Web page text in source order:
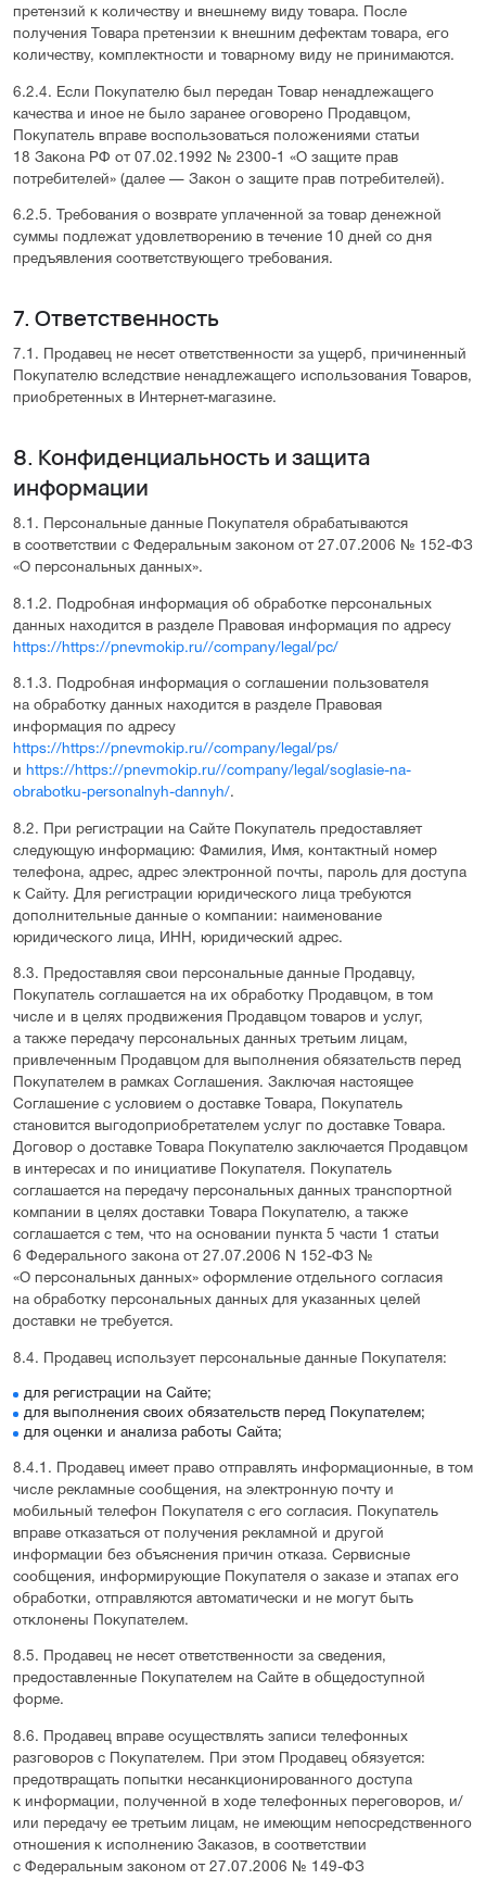
претензий к количеству и внешнему виду товара. После
получения Товара претензии к внешним дефектам товара, его
количеству, комплектности и товарному виду не принимаются.
6.2.4. Если Покупателю был передан Товар ненадлежащего
качества и иное не было заранее оговорено Продавцом,
Покупатель вправе воспользоваться положениями статьи
18 Закона РФ от 07.02.1992 № 2300-1 «О защите прав
потребителей» (далее — Закон о защите прав потребителей).
6.2.5. Требования о возврате уплаченной за товар денежной
суммы подлежат удовлетворению в течение 10 дней со дня
предъявления соответствующего требования.
7. Ответственность
7.1. Продавец не несет ответственности за ущерб, причиненный
Покупателю вследствие ненадлежащего использования Товаров,
приобретенных в Интернет-магазине.
8. Конфиденциальность и защита
информации
8.1. Персональные данные Покупателя обрабатываются
в соответствии с Федеральным законом от 27.07.2006 № 152-ФЗ
«О персональных данных».
8.1.2. Подробная информация об обработке персональных
данных находится в разделе Правовая информация по адресу
https://https://pnevmokip.ru//company/legal/pc/
8.1.3. Подробная информация о соглашении пользователя
на обработку данных находится в разделе Правовая
информация по адресу
https://https://pnevmokip.ru//company/legal/ps/
и https://https://pnevmokip.ru//company/legal/soglasie-na-
obrabotku-personalnyh-dannyh/.
8.2. При регистрации на Сайте Покупатель предоставляет
следующую информацию: Фамилия, Имя, контактный номер
телефона, адрес, адрес электронной почты, пароль для доступа
к Сайту. Для регистрации юридического лица требуются
дополнительные данные о компании: наименование
юридического лица, ИНН, юридический адрес.
8.3. Предоставляя свои персональные данные Продавцу,
Покупатель соглашается на их обработку Продавцом, в том
числе и в целях продвижения Продавцом товаров и услуг,
а также передачу персональных данных третьим лицам,
привлеченным Продавцом для выполнения обязательств перед
Покупателем в рамках Соглашения. Заключая настоящее
Соглашение с условием о доставке Товара, Покупатель
становится выгодоприобретателем услуг по доставке Товара.
Договор о доставке Товара Покупателю заключается Продавцом
в интересах и по инициативе Покупателя. Покупатель
соглашается на передачу персональных данных транспортной
компании в целях доставки Товара Покупателю, а также
соглашается с тем, что на основании пункта 5 части 1 статьи
6 Федерального закона от 27.07.2006 N 152-ФЗ №
«О персональных данных» оформление отдельного согласия
на обработку персональных данных для указанных целей
доставки не требуется.
8.4. Продавец использует персональные данные Покупателя:
для регистрации на Сайте;
для выполнения своих обязательств перед Покупателем;
для оценки и анализа работы Сайта;
8.4.1. Продавец имеет право отправлять информационные, в том
числе рекламные сообщения, на электронную почту и
мобильный телефон Покупателя с его согласия. Покупатель
вправе отказаться от получения рекламной и другой
информации без объяснения причин отказа. Сервисные
сообщения, информирующие Покупателя о заказе и этапах его
обработки, отправляются автоматически и не могут быть
отклонены Покупателем.
8.5. Продавец не несет ответственности за сведения,
предоставленные Покупателем на Сайте в общедоступной
форме.
8.6. Продавец вправе осуществлять записи телефонных
разговоров с Покупателем. При этом Продавец обязуется:
предотвращать попытки несанкционированного доступа
к информации, полученной в ходе телефонных переговоров, и/
или передачу ее третьим лицам, не имеющим непосредственного
отношения к исполнению Заказов, в соответствии
с Федеральным законом от 27.07.2006 № 149-ФЗ